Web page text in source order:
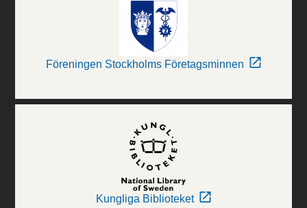
Föreningen Stockholms Företagsminnen
Kungliga Biblioteket